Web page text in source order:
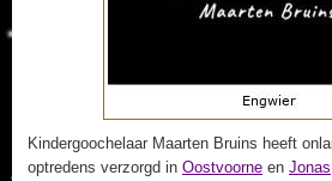
Kindergoochelaar Maarten Bruins heeft
optredens verzorgd in Oostvoorne en Jonas